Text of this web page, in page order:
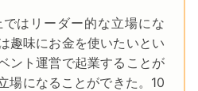
はリーダー的な立場にな
趣味にお金を使いたいとい
ント運営で起業することが
場になることができた。10